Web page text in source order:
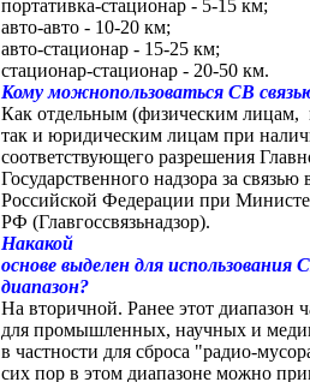
портативка-стационаp - 5-15 км;
авто-авто - 10-20 км;
авто-стационаp - 15-25 км;
стационаp-стационаp - 20-50 км.
Кому можнопользоваться CB
Как отдельным (физическим лицам,
так и юридическим лицам при
соответствующего разрешения
Государственного надзора за связью
Российской Федерации при
РФ (Главгоссвязьнадзор).
Накакой
основе выделен для использования
диапазон?
На вторичной. Ранее этот диапазон
для промышленных, научных и
в частности для сброса "радио-
сих пор в этом диапазоне можно